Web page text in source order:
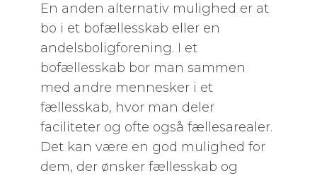
En anden alternativ mulighed er at
bo i et bofællesskab eller en
andelsboligforening. I et
bofællesskab bor man sammen
med andre mennesker i et
fællesskab, hvor man deler
faciliteter og ofte også fællesarealer.
Det kan være en god mulighed for
dem, der ønsker fællesskab og